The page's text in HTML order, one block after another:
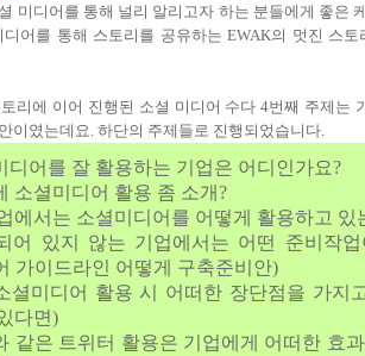
미디어를 통해 널리 알리고자 하는 분들에게 좋은
디어를 통해 스토리를 공유하는 EWAK의 멋진 스토
리에 이어 진행된 소셜 미디어 수다 4번째 주제는
이였는데요. 하단의 주제들로 진행되었습니다.
디어를 잘 활용하는 기업은 어디인가요?
소셜미디어 활용 좀 소개?
에서는 소셜미디어를 어떻게 활용하고 있
어 있지 않는 기업에서는 어떤 준비작
가이드라인 어떻게 구축준비안)
셜미디어 활용 시 어떠한 장단점을 가지
다면)
같은 트위터 활용은 기업에게 어떠한 효